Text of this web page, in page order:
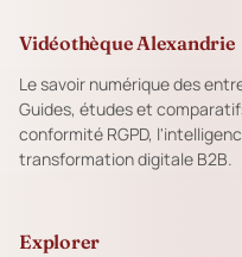
Vidéothèque Alexandrie
Le savoir numérique des
Guides, études et
conformité RGPD,
transformation digitale B2B.
Explorer